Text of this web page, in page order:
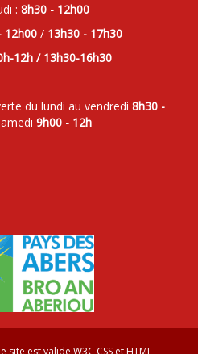
: 8h30 - 12h00
12h00/ 13h30 - 17h30
12h / 13h30-16h30
du lundi au vendredi 8h30 -
9h00 - 12h
site est valide W3C CSS et HTML,